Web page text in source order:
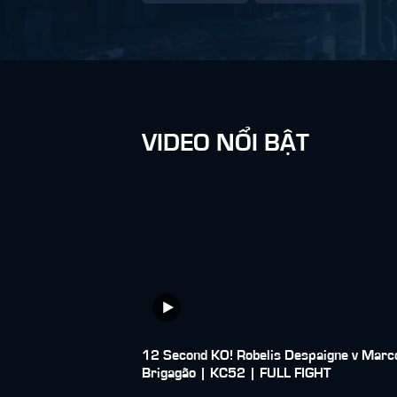
VIDEO NỔI BẬT
12 Second KO! Robelis Despaigne v
Brigagão | KC52 | FULL FIGHT